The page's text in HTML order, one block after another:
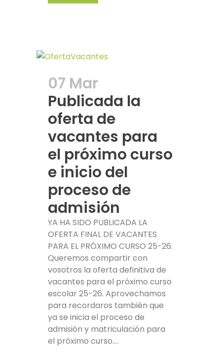
07 Mar
Publicada la
oferta de
vacantes para
el próximo curso
e inicio del
proceso de
admisión
YA HA SIDO PUBLICADA LA
OFERTA FINAL DE VACANTES
PARA EL PRÓXIMO CURSO 25-26.
Queremos compartir con
vosotros la oferta definitiva de
vacantes para el próximo curso
escolar 25-26. Aprovechamos
para recordaros también que
ya se inicia el proceso de
admisión y matriculación para
el próximo curso....